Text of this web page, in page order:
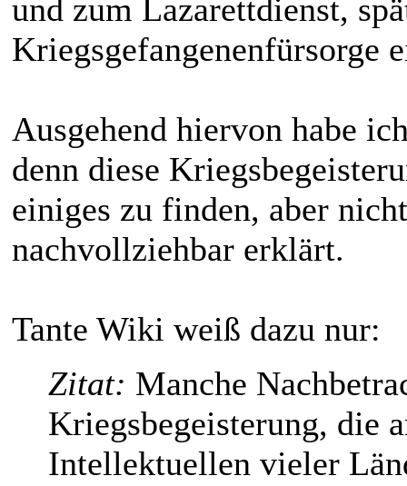
und zum Lazarettdienst,
Kriegsgefangenenfürsorge
Ausgehend hiervon habe
denn diese
einiges zu finden, aber
nachvollziehbar erklärt.
Tante Wiki weiß dazu nur:
Zitat: Manche
Kriegsbegeisterung, die
Intellektuellen vieler